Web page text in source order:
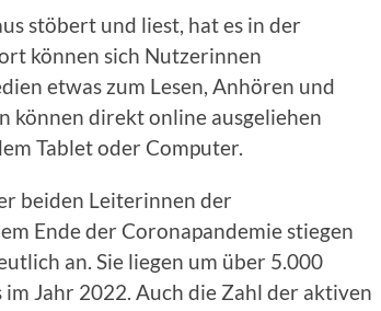
stöbert und liest, hat es in der
können sich Nutzerinnen
etwas zum Lesen, Anhören und
können direkt online ausgeliehen
Tablet oder Computer.
beiden Leiterinnen der
Ende der Coronapandemie stiegen
an. Sie liegen um über 5.000
Jahr 2022. Auch die Zahl der aktiven